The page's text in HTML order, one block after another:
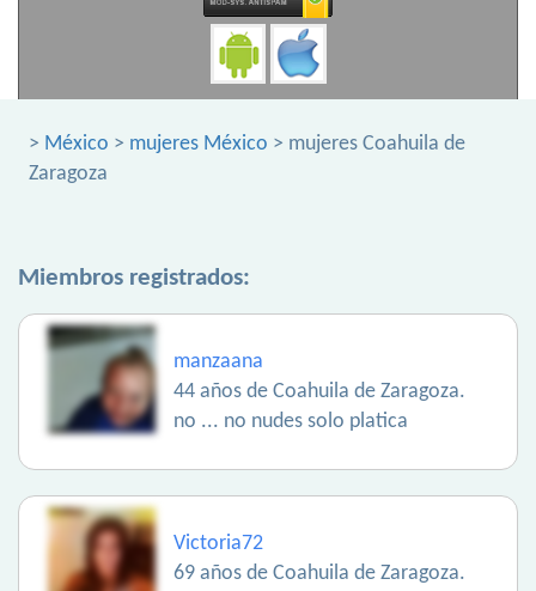
> México > mujeres México > mujeres Coahuila de
Zaragoza
Miembros registrados:
manzaana
44 años de Coahuila de Zaragoza.
no ... no nudes solo platica
Victoria72
69 años de Coahuila de Zaragoza.